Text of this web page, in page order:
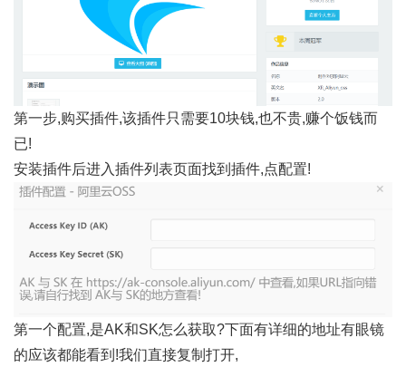
第一步,购买插件,该插件只需要10块钱,也不贵,赚个饭钱而
已!
安装插件后进入插件列表页面找到插件,点配置!
第一个配置,是AK和SK怎么获取?下面有详细的地址有眼镜
的应该都能看到!我们直接复制打开,